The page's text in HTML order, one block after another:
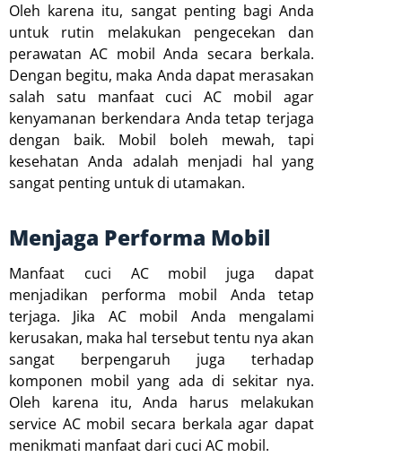
Oleh karena itu, sangat penting bagi Anda
untuk rutin melakukan pengecekan dan
perawatan AC mobil Anda secara berkala.
Dengan begitu, maka Anda dapat merasakan
salah satu manfaat cuci AC mobil agar
kenyamanan berkendara Anda tetap terjaga
dengan baik. Mobil boleh mewah, tapi
kesehatan Anda adalah menjadi hal yang
sangat penting untuk di utamakan.
Menjaga Performa Mobil
Manfaat cuci AC mobil juga dapat
menjadikan performa mobil Anda tetap
terjaga. Jika AC mobil Anda mengalami
kerusakan, maka hal tersebut tentu nya akan
sangat berpengaruh juga terhadap
komponen mobil yang ada di sekitar nya.
Oleh karena itu, Anda harus melakukan
service AC mobil secara berkala agar dapat
menikmati manfaat dari cuci AC mobil.